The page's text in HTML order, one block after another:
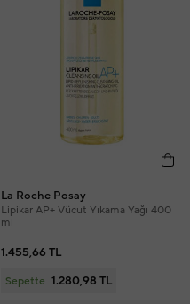
La Roche Posay
Lipikar AP+ Vücut Yıkama Yağı 400
ml
1.455,66 TL
Sepette 1.280,98 TL